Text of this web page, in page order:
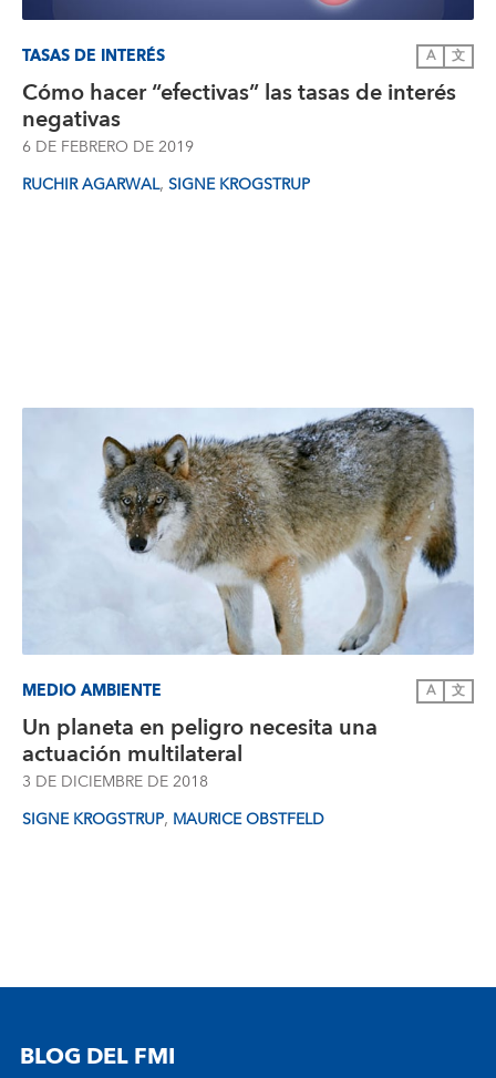
TASAS DE INTERÉS A 文
Cómo hacer “efectivas” las tasas de interés
negativas
6 DE FEBRERO DE 2019
RUCHIR AGARWAL, SIGNE KROGSTRUP
MEDIO AMBIENTE A 文
Un planeta en peligro necesita una
actuación multilateral
3 DE DICIEMBRE DE 2018
SIGNE KROGSTRUP, MAURICE OBSTFELD
BLOG DEL FMI